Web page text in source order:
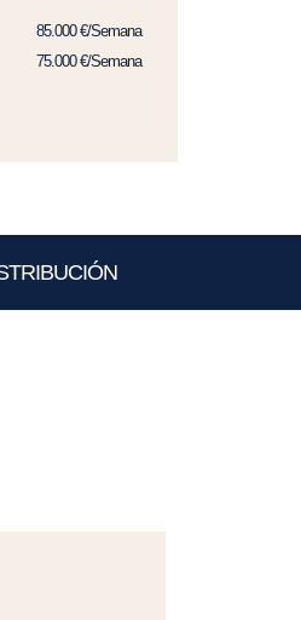
85.000 €/Semana
75.000 €/Semana